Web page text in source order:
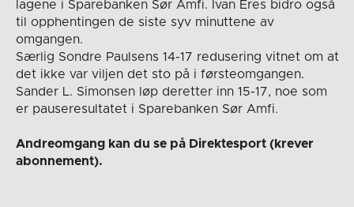
lagene i Sparebanken Sør Amfi. Ivan Eres bidro også
til opphentingen de siste syv minuttene av
omgangen.
Særlig Sondre Paulsens 14-17 redusering vitnet om at
det ikke var viljen det sto på i førsteomgangen.
Sander L. Simonsen løp deretter inn 15-17, noe som
er pauseresultatet i Sparebanken Sør Amfi.
Andreomgang kan du se på Direktesport (krever
abonnement).